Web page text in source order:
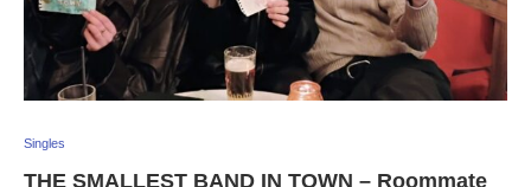
Singles
THE SMALLEST BAND IN TOWN – Roommate